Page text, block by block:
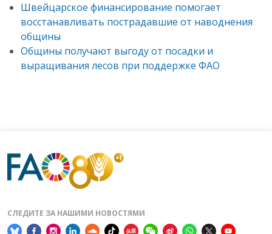
Швейцарское финансирование помогает
восстанавливать пострадавшие от наводнения
общины
Общины получают выгоду от посадки и
выращивания лесов при поддержке ФАО
СЛЕДИТЕ ЗА НАШИМИ НОВОСТЯМИ